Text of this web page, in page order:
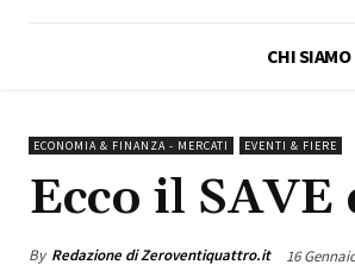
CHI SIAMO
ECONOMIA & FINANZA - MERCATI EVENTI & FIERE
Ecco il
By Redazione di Zeroventiquattro.it 16